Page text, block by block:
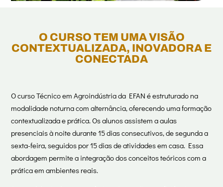
O CURSO TEM UMA VISÃO
CONTEXTUALIZADA, INOVADORA E
CONECTADA
O curso Técnico em Agroindústria da EFAN é estruturado na
modalidade noturna com alternância, oferecendo uma formação
contextualizada e prática. Os alunos assistem a aulas
presenciais à noite durante 15 dias consecutivos, de segunda a
sexta-feira, seguidos por 15 dias de atividades em casa. Essa
abordagem permite a integração dos conceitos teóricos com a
prática em ambientes reais.